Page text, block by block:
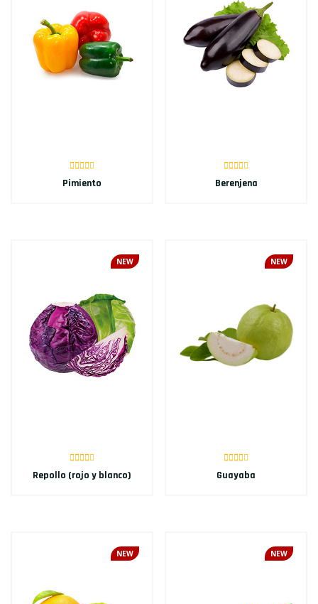
Pimiento Berenjena
NEW
Repollo (rojo y blanco)
NEW
Guayaba
NEW NEW